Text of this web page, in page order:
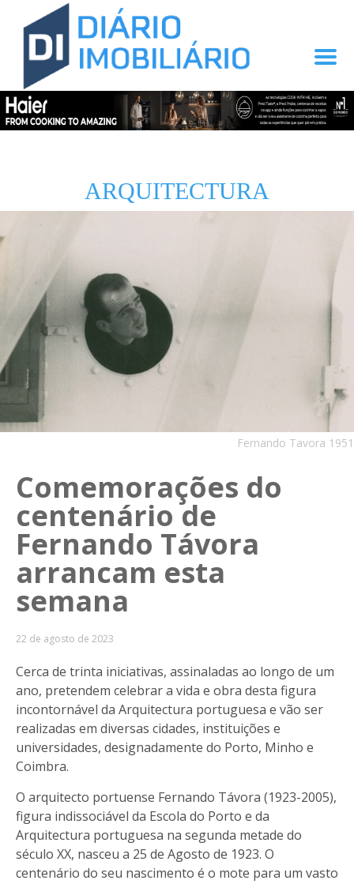
ARQUITECTURA
Fernando Tavora 1951
Comemorações do
centenário de
Fernando Távora
arrancam esta
semana
22 de agosto de 2023
Cerca de trinta iniciativas, assinaladas ao longo de um
ano, pretendem celebrar a vida e obra desta figura
incontornável da Arquitectura portuguesa e vão ser
realizadas em diversas cidades, instituições e
universidades, designadamente do Porto, Minho e
Coimbra.
O arquitecto portuense Fernando Távora (1923-2005),
figura indissociável da Escola do Porto e da
Arquitectura portuguesa na segunda metade do
século XX, nasceu a 25 de Agosto de 1923. O
centenário do seu nascimento é o mote para um vasto